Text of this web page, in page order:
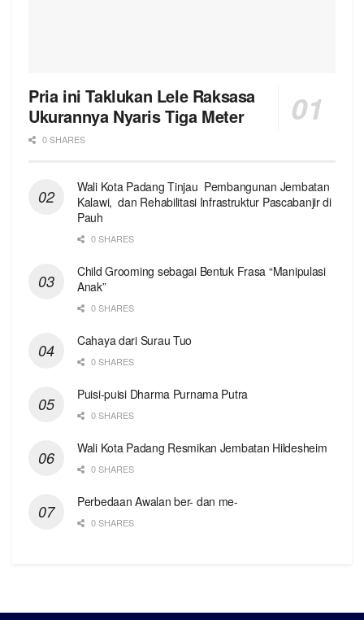
Pria ini Taklukan Lele Raksasa
Ukurannya Nyaris Tiga Meter
0 SHARES
Wali Kota Padang Tinjau Pembangunan Jembatan
Kalawi, dan Rehabilitasi Infrastruktur Pascabanjir di
Pauh
0 SHARES
Child Grooming sebagai Bentuk Frasa “Manipulasi
Anak”
0 SHARES
Cahaya dari Surau Tuo
0 SHARES
Puisi-puisi Dharma Purnama Putra
0 SHARES
Wali Kota Padang Resmikan Jembatan Hildesheim
0 SHARES
Perbedaan Awalan ber- dan me-
0 SHARES